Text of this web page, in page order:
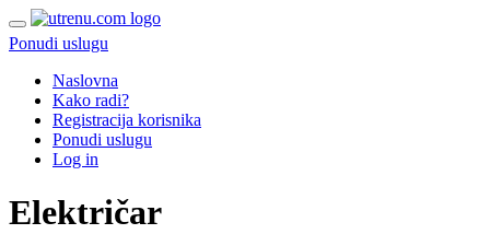
Ponudi uslugu
Naslovna
Kako radi?
Registracija korisnika
Ponudi uslugu
Log in
Električar